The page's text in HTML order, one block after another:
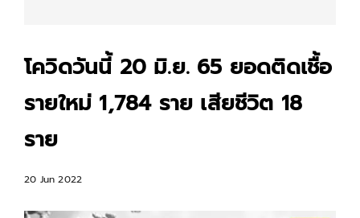
โควิดวันนี้ 20 มิ.ย. 65 ยอดติดเชื้อ
รายใหม่ 1,784 ราย เสียชีวิต 18
ราย
20 Jun 2022